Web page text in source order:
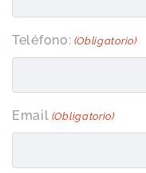
Teléfono: (Obligatorio)
Email (Obligatorio)